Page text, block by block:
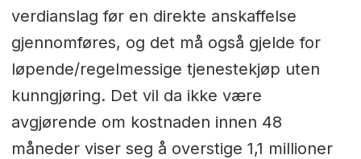
verdianslag før en direkte anskaffelse
gjennomføres, og det må også gjelde for
løpende/regelmessige tjenestekjøp uten
kunngjøring. Det vil da ikke være
avgjørende om kostnaden innen 48
måneder viser seg å overstige 1,1 millioner